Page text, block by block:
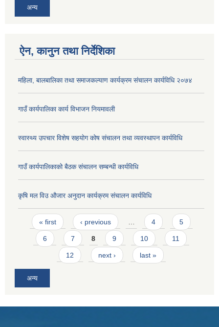
अन्य
ऐन, कानुन तथा निर्देशिका
महिला, बालबालिका तथा समाजकल्याण कार्यक्रम संचालन कार्यविधि २०७४
गाउँ कार्यपालिका कार्य विभाजन नियमावली
स्वास्थ्य उपचार विशेष सहयोग कोष संचालन तथा व्यवस्थापन कार्यविधि
गाउँ कार्यपालिकाको बैठक संचालन सम्बन्धी कार्यविधि
कृषि मल विउ औजार अनुदान कार्यक्रम संचालन कार्यविधि
Pages
« first ‹ previous … 4 5
6 7 8 9 10 11
12 next › last »
अन्य